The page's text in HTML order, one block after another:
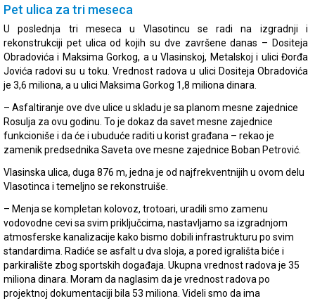
Pet ulica za tri meseca
U poslednja tri meseca u Vlasotincu se radi na izgradnji i
rekonstrukciji pet ulica od kojih su dve završene danas – Dositeja
Obradovića i Maksima Gorkog, a u Vlasinskoj, Metalskoj i ulici Đorđa
Jovića radovi su u toku. Vrednost radova u ulici Dositeja Obradovića
je 3,6 miliona, a u ulici Maksima Gorkog 1,8 miliona dinara.
– Asfaltiranje ove dve ulice u skladu je sa planom mesne zajednice
Rosulja za ovu godinu. To je dokaz da savet mesne zajednice
funkcioniše i da će i ubuduće raditi u korist građana – rekao je
zamenik predsednika Saveta ove mesne zajednice Boban Petrović.
Vlasinska ulica, duga 876 m, jedna je od najfrekventnijih u ovom delu
Vlasotinca i temeljno se rekonstruiše.
– Menja se kompletan kolovoz, trotoari, uradili smo zamenu
vodovodne cevi sa svim priključcima, nastavljamo sa izgradnjom
atmosferske kanalizacije kako bismo dobili infrastrukturu po svim
standardima. Radiće se asfalt u dva sloja, a pored igrališta biće i
parkiralište zbog sportskih događaja. Ukupna vrednost radova je 35
miliona dinara. Moram da naglasim da je vrednost radova po
projektnoj dokumentaciji bila 53 miliona. Videli smo da ima